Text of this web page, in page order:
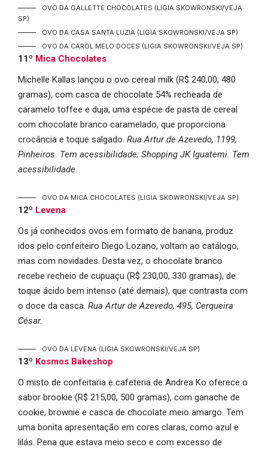
OVO DA GALLETTE CHOCOLATES (LIGIA SKOWRONSKI/VEJA
SP)
OVO DA CASA SANTA LUZIA (LIGIA SKOWRONSKI/VEJA SP)
OVO DA CAROL MELO DOCES (LIGIA SKOWRONSKI/VEJA SP)
11º Mica Chocolates
Michelle Kallas lançou o ovo cereal milk (R$ 240,00, 480
gramas), com casca de chocolate 54% recheada de
caramelo toffee e duja, uma espécie de pasta de cereal
com chocolate branco caramelado, que proporciona
crocância e toque salgado. Rua Artur de Azevedo, 1199,
Pinheiros. Tem acessibilidade; Shopping JK Iguatemi. Tem
acessibilidade.
OVO DA MICA CHOCOLATES (LIGIA SKOWRONSKI/VEJA SP)
12º Levena
Os já conhecidos ovos em formato de banana, produz
idos pelo confeiteiro Diego Lozano, voltam ao catálogo,
mas com novidades. Desta vez, o chocolate branco
recebe recheio de cupuaçu (R$ 230,00, 330 gramas), de
toque ácido bem intenso (até demais), que contrasta com
o doce da casca. Rua Artur de Azevedo, 495, Cerqueira
César.
OVO DA LEVENA (LIGIA SKOWRONSKI/VEJA SP)
13º Kosmos Bakeshop
O misto de confeitaria e cafeteria de Andrea Ko oferece o
sabor brookie (R$ 215,00, 500 gramas), com ganache de
cookie, brownie e casca de chocolate meio amargo. Tem
uma bonita apresentação em cores claras, como azul e
lilás. Pena que estava meio seco e com excesso de